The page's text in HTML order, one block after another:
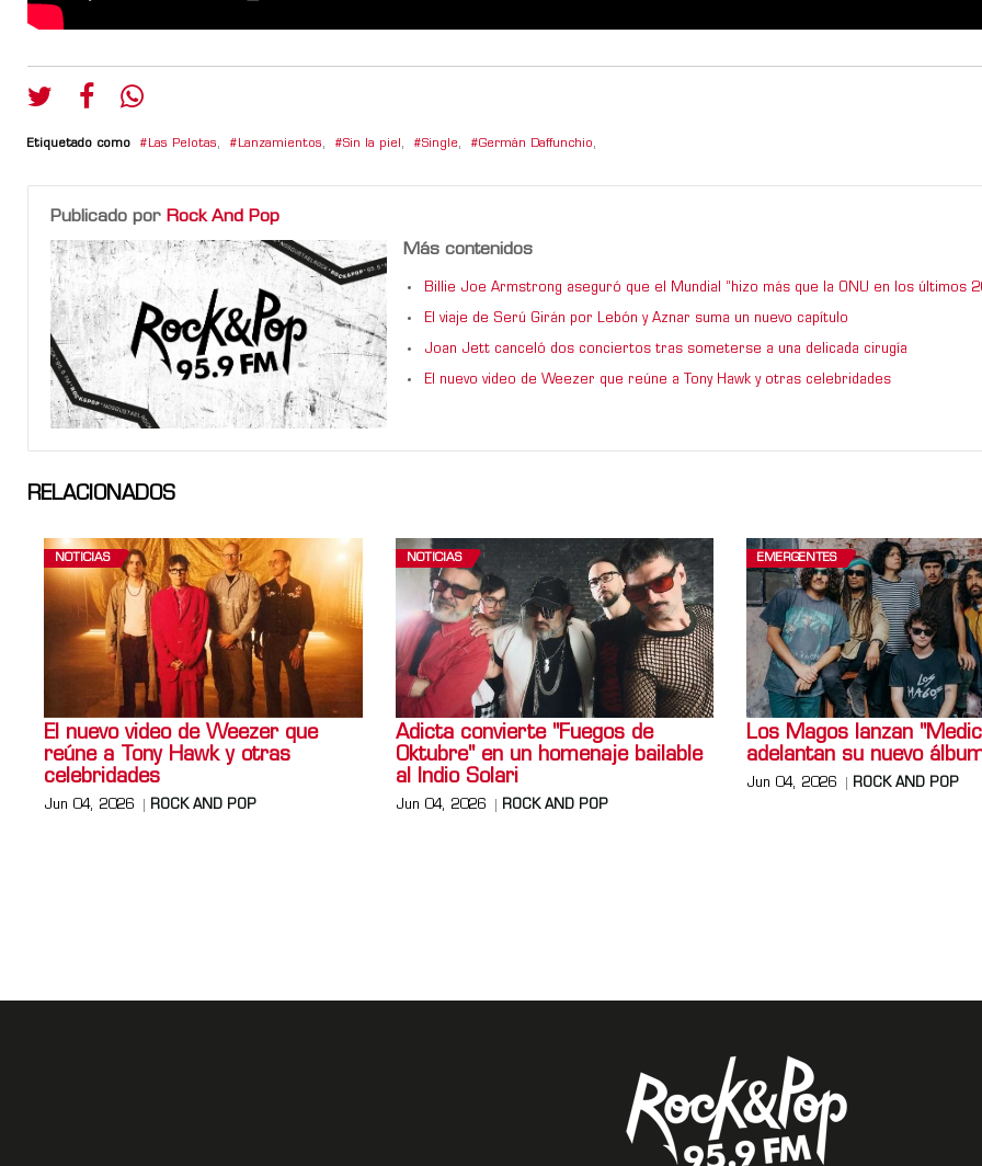
Etiquetado como Las Pelotas, Lanzamientos, Sin la piel , Single, Germán Daffunchio,
Publicado por Rock And Pop
Más contenidos
Billie Joe Armstrong aseguró que el Mundial “hizo más que la ONU en los últimos
El viaje de Serú Girán por Lebón y Aznar suma un nuevo capítulo
Joan Jett canceló dos conciertos tras someterse a una delicada cirugía
El nuevo video de Weezer que reúne a Tony Hawk y otras celebridades
RELACIONADOS
NOTICIAS
El nuevo video de Weezer que
reúne a Tony Hawk y otras
celebridades
Jun 04, 2026 ROCK AND POP
NOTICIAS
Adicta convierte "Fuegos de
Oktubre" en un homenaje bailable
al Indio Solari
Jun 04, 2026 ROCK AND POP
EMERGENTES
Los Magos lanzan
adelantan su nuevo
Jun 04, 2026 ROCK AND POP